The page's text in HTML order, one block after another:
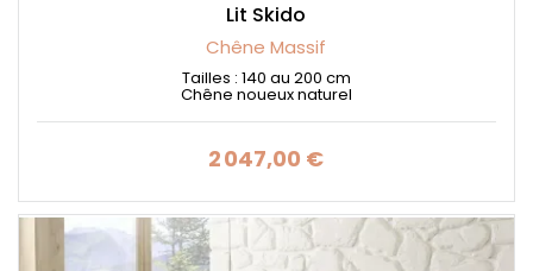
Lit Skido
Chêne Massif
Tailles : 140 au 200 cm
Chêne noueux naturel
Prix
2 047,00 €